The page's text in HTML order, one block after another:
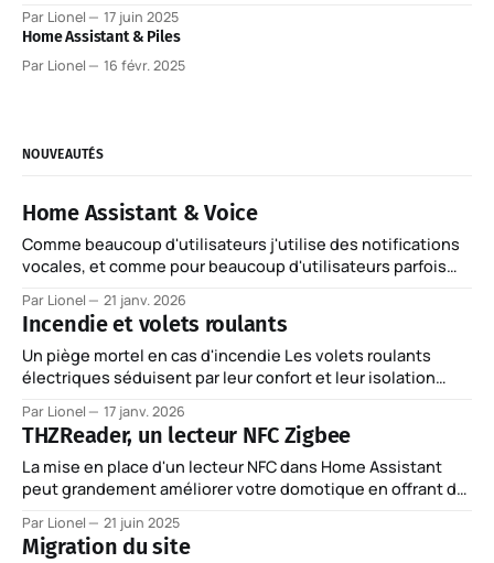
Par Lionel
17 juin 2025
Home Assistant & Piles
Par Lionel
16 févr. 2025
NOUVEAUTÉS
Home Assistant & Voice
Comme beaucoup d'utilisateurs j'utilise des notifications
vocales, et comme pour beaucoup d'utilisateurs parfois
Par Lionel 21 janv. 2026
Incendie et volets roulants
Un piège mortel en cas d'incendie Les volets roulants
électriques séduisent par leur confort et leur isolation
votre maison en tombeau. Retour sur un danger méconnu
mais bien réel, illustré par des drames tragiques. Scénario
catastrophe : 4 minutes
Par Lionel 17 janv. 2026
THZReader, un lecteur NFC Zigbee
La mise en place d'un lecteur NFC dans Home Assistant
peut grandement améliorer votre domotique en offrant de
Par Lionel 21 juin 2025
Migration du site